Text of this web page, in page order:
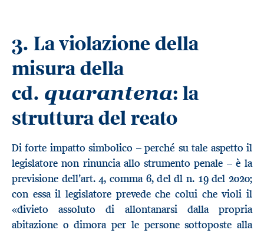
3. La violazione della
misura della
cd. quarantena: la
struttura del reato
Di forte impatto simbolico – perché su tale aspetto il
legislatore non rinuncia allo strumento penale – è la
previsione dell’art. 4, comma 6, del dl n. 19 del 2020;
con essa il legislatore prevede che colui che violi il
«divieto assoluto di allontanarsi dalla propria
abitazione o dimora per le persone sottoposte alla